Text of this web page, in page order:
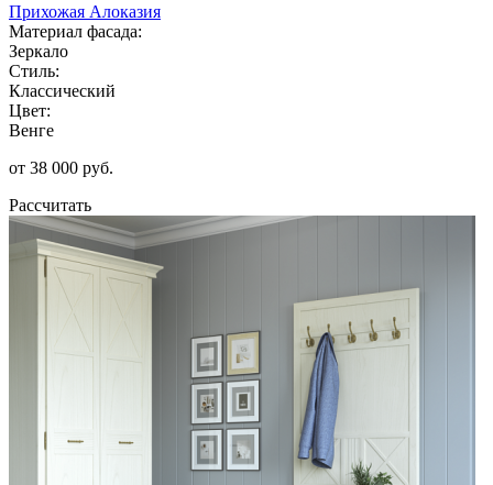
Прихожая Алоказия
Материал фасада:
Зеркало
Стиль:
Классический
Цвет:
Венге
от 38 000 руб.
Рассчитать